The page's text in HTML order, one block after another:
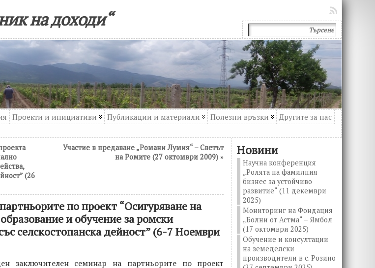
на доходи“
Проекти и инициативи Публикации и материали Полезни връзки
Другите за нас
(26
Участие в предаване „Романи Лумия“ – Светът
на Ромите (27 октомври 2009) »
по проект “Осигуряване на
и обучение за ромски
селскостопанска дейност” (6-7 Ноември
заключителен семинар на партньорите по проект
Новини
Научна конференция
„Ролята на фамилния
бизнес за устойчиво
развитие“ (11 декември
2025)
Мониторинг на Фондация
„Болни от Астма“ – Ямбол
(17 октомври 2025)
Обучение и консултации
на земеделски
производители в с. Розино